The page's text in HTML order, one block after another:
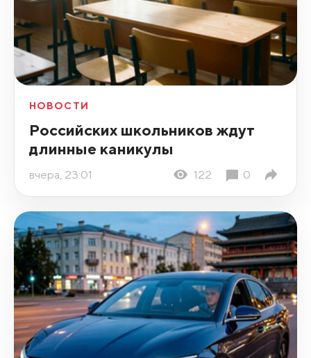
НОВОСТИ
Российских школьников ждут
длинные каникулы
вчера, 23:01 122 0